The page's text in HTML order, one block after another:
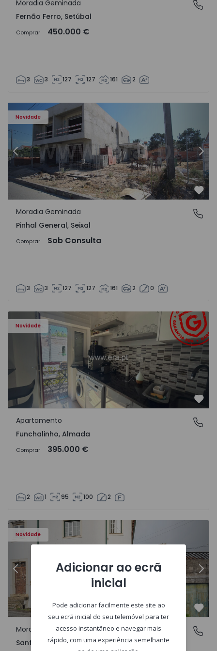
Fernão Ferro, Setúbal
Moradia Geminada
Fernão Ferro, Setúbal
Comprar 450.000 €
3 3 127 127 161 2
Novidade
- 1
Moradia Geminada T3 Seixal, Pinhal General - 1574940 - 2
Anterior
Pinhal General, Seixal
Moradia Geminada
Pinhal General, Seixal
Comprar Sob Consulta
3 3 127 127 161 2 0
Novidade
Apartamento T5 Almada, Funchalinho - 1574997 - 1
Funchalinho, Almada
Apartamento
Funchalinho, Almada
Comprar 395.000 €
2 1 95 100 2
Novidade
Anterior
Santa Clara e Castelo Viegas, Coimbra
Moradia Geminada
Santa Clara e Castelo Viegas, Coimbra
Adicionar ao ecrã
inicial
Pode adicionar facilmente este site ao
seu ecrã inicial do seu telemóvel para ter
acesso instantâneo e navegar mais
rápido, com uma experiência semelhante